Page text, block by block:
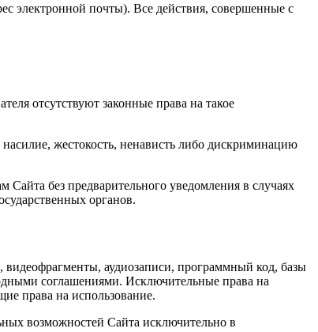
электронной почты). Все действия, совершенные с
отсутствуют законные права на такое
жестокость, ненависть либо дискриминацию
без предварительного уведомления в случаях
органов.
видеофрагменты, аудиозаписи, программный код, базы
соглашениями. Исключительные права на
права на использование.
возможностей Сайта исключительно в